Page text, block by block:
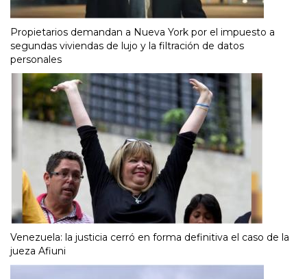
Propietarios demandan a Nueva York por el impuesto a
segundas viviendas de lujo y la filtración de datos
personales
Venezuela: la justicia cerró en forma definitiva el caso de la
jueza Afiuni